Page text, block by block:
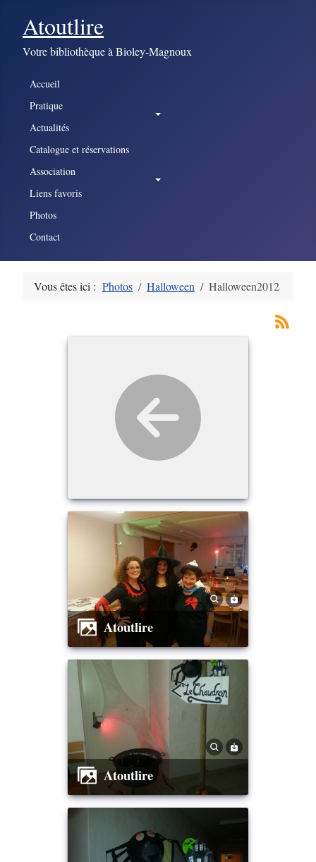
Atoutlire
Votre bibliothèque à Bioley-Magnoux
Accueil
Pratique
Actualités
Catalogue et réservations
Association
Liens favoris
Photos
Contact
Vous êtes ici : Photos Halloween Halloween2012
Atoutlire
Atoutlire